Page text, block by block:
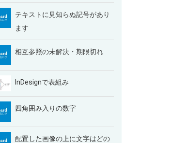
テキストに見知らぬ記号があり
ます
相互参照の未解決・期限切れ
InDesignで表組み
四角囲み入りの数字
配置した画像の上に文字はどの